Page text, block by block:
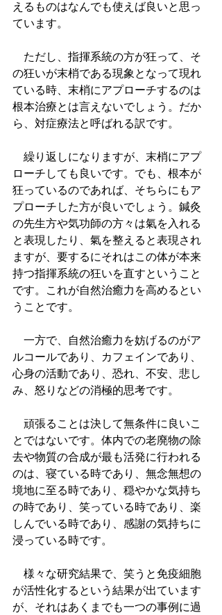
えるものはなんでも使えば良いと思っ
ています。
ただし、指揮系統の方が狂って、そ
の狂いが末梢である現象となって現れ
ている時、末梢にアプローチするのは
根本治療とは言えないでしょう。だか
ら、対症療法と呼ばれる訳です。
繰り返しになりますが、末梢にアプ
ローチしても良いです。でも、根本が
狂っているのであれば、そちらにもア
プローチした方が良いでしょう。鍼灸
の先生方や気功師の方々は氣を入れる
と表現したり、氣を整えると表現され
ますが、要するにそれはこの体が本来
持つ指揮系統の狂いを直すということ
です。これが自然治癒力を高めるとい
うことです。
一方で、自然治癒力を妨げるのがア
ルコールであり、カフェインであり、
心身の活動であり、恐れ、不安、悲し
み、怒りなどの消極的思考です。
頑張ることは決して無条件に良いこ
とではないです。体内での老廃物の除
去や物質の合成が最も活発に行われる
のは、寝ている時であり、無念無想の
境地に至る時であり、穏やかな気持ち
の時であり、笑っている時であり、楽
しんでいる時であり、感謝の気持ちに
浸っている時です。
様々な研究結果で、笑うと免疫細胞
が活性化するという結果が出ています
が、それはあくまでも一つの事例に過